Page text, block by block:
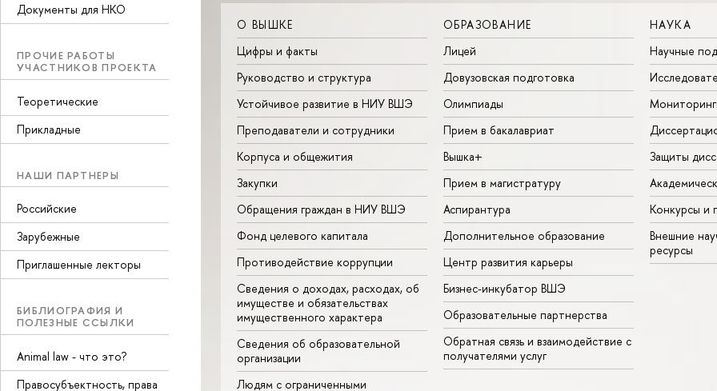
Документы для НКО
ПРОЧИЕ РАБОТЫ
УЧАСТНИКОВ ПРОЕКТА
Теоретические
Прикладные
НАШИ ПАРТНЕРЫ
Российские
Зарубежные
Приглашенные лекторы
БИБЛИОГРАФИЯ И
ПОЛЕЗНЫЕ ССЫЛКИ
Animal law - что это?
Правосубъектность, права
О ВЫШКЕ
Цифры и факты
Руководство и структура
Устойчивое развитие в НИУ ВШЭ
Преподаватели и сотрудники
Корпуса и общежития
Закупки
Обращения граждан в НИУ ВШЭ
Фонд целевого капитала
Противодействие коррупции
Сведения о доходах, расходах, об
имуществе и обязательствах
имущественного характера
Сведения об образовательной
организации
Людям с ограниченными
ОБРАЗОВАНИЕ
Лицей
Довузовская подготовка
Олимпиады
Прием в бакалавриат
Вышка+
Прием в магистратуру
Аспирантура
Дополнительное образование
Центр развития карьеры
Бизнес-инкубатор ВШЭ
Образовательные партнерства
Обратная связь и взаимодействие с
получателями услуг
НАУКА
Научные
Защиты
Конкурсы и
Внешние
ресурсы